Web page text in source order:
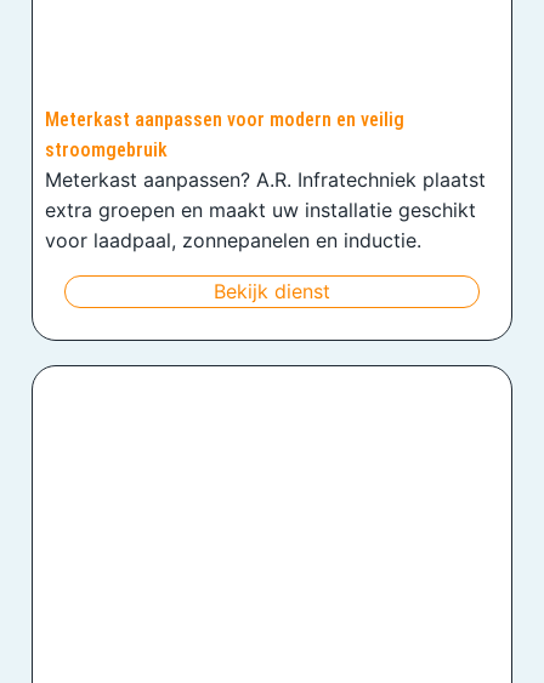
Meterkast aanpassen voor modern en veilig
stroomgebruik
Meterkast aanpassen? A.R. Infratechniek plaatst
extra groepen en maakt uw installatie geschikt
voor laadpaal, zonnepanelen en inductie.
Bekijk dienst